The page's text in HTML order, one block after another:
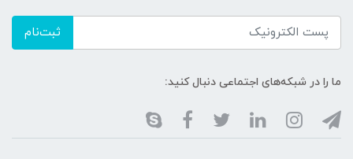
ثبت‌نام
ما را در شبکه‌های اجتماعی دنبال کنید: